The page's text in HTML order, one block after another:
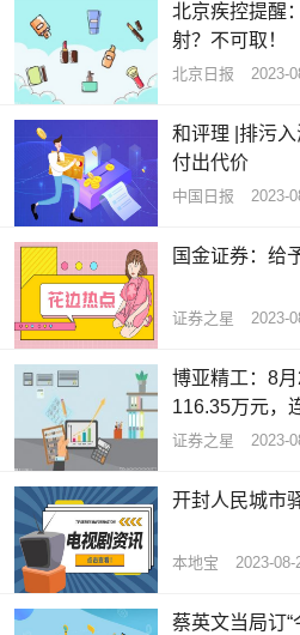
北京疾控提醒
射？不可取！
北京日报 2023-
和评理 |排污
付出代价
中国日报 2023-
国金证券：给
证券之星 2023-
博亚精工：8
116.35万元，
190.41万元
证券之星 2023-
开封人民城市
本地宝 2023-08-
蔡英文当局订“